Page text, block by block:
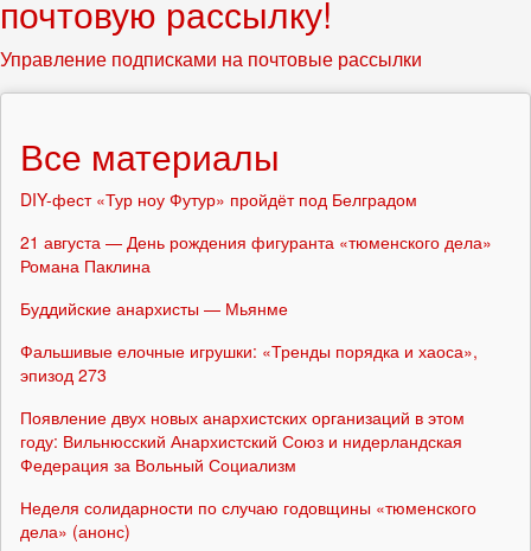
почтовую рассылку!
Управление подписками на почтовые рассылки
Все материалы
DIY-фест «Тур ноу Футур» пройдёт под Белградом
21 августа — День рождения фигуранта «тюменского дела»
Романа Паклина
Буддийские анархисты — Мьянме
Фальшивые елочные игрушки: «Тренды порядка и хаоса»,
эпизод 273
Появление двух новых анархистских организаций в этом
году: Вильнюсский Анархистский Союз и нидерландская
Федерация за Вольный Социализм
Неделя солидарности по случаю годовщины «тюменского
дела» (анонс)